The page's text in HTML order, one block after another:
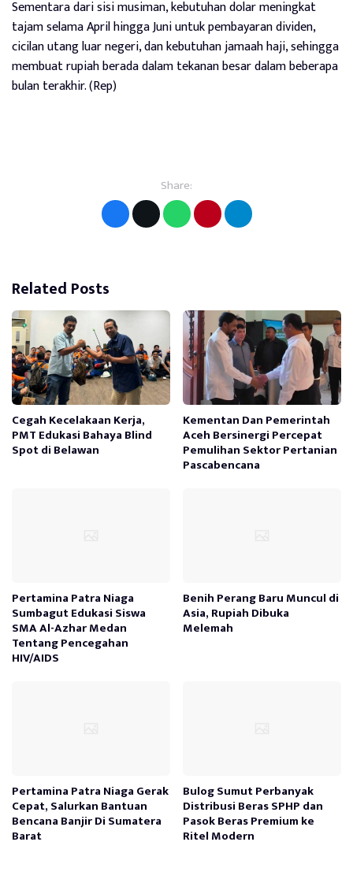
Sementara dari sisi musiman, kebutuhan dolar meningkat
tajam selama April hingga Juni untuk pembayaran dividen,
cicilan utang luar negeri, dan kebutuhan jamaah haji, sehingga
membuat rupiah berada dalam tekanan besar dalam beberapa
bulan terakhir. (Rep)
Share:
Related Posts
Cegah Kecelakaan Kerja,
PMT Edukasi Bahaya Blind
Spot di Belawan
Kementan Dan Pemerintah
Aceh Bersinergi Percepat
Pemulihan Sektor Pertanian
Pascabencana
Pertamina Patra Niaga
Sumbagut Edukasi Siswa
SMA Al-Azhar Medan
Tentang Pencegahan
HIV/AIDS
Benih Perang Baru Muncul di
Asia, Rupiah Dibuka
Melemah
Pertamina Patra Niaga Gerak
Cepat, Salurkan Bantuan
Bencana Banjir Di Sumatera
Barat
Bulog Sumut Perbanyak
Distribusi Beras SPHP dan
Pasok Beras Premium ke
Ritel Modern